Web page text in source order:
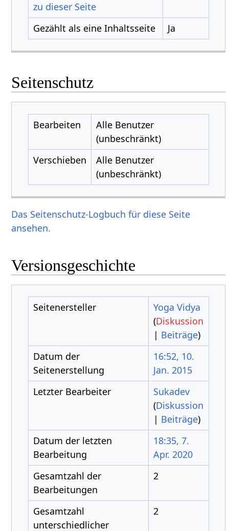
zu dieser Seite
Gezählt als eine Inhaltsseite Ja
Seitenschutz
Bearbeiten
Alle Benutzer
(unbeschränkt)
Verschieben
Alle Benutzer
(unbeschränkt)
Das Seitenschutz-Logbuch für diese Seite
ansehen.
Versionsgeschichte
Seitenersteller
Yoga Vidya
(Diskussion
| Beiträge)
Datum der
Seitenerstellung
16:52, 10.
Jan. 2015
Letzter Bearbeiter
Sukadev
(Diskussion
| Beiträge)
Datum der letzten
Bearbeitung
18:35, 7.
Apr. 2020
Gesamtzahl der
Bearbeitungen
2
Gesamtzahl
unterschiedlicher
2